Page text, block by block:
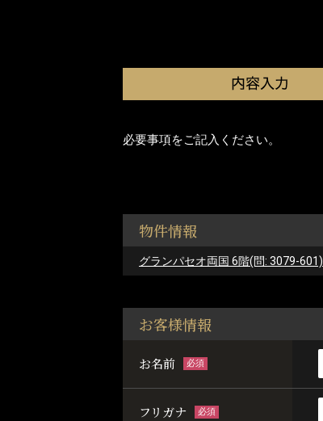
必要事項をご記入ください。
物件情報
グランパセオ両国 6階(問: 3079-601)
お客様情報
お名前 必須
フリガナ 必須